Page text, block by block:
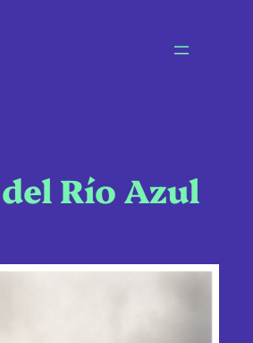
Río Azul